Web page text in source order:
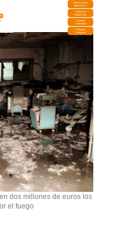
DESCARGA
MIRAPLAY
Buzón de
Sugerencias
Contratar
Publicidad
Contacto
Comercial
dos millones de euros los
el fuego